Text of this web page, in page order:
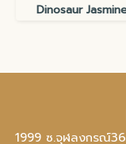
Dinosaur
1999 ซ.จุฬลงกรณ์